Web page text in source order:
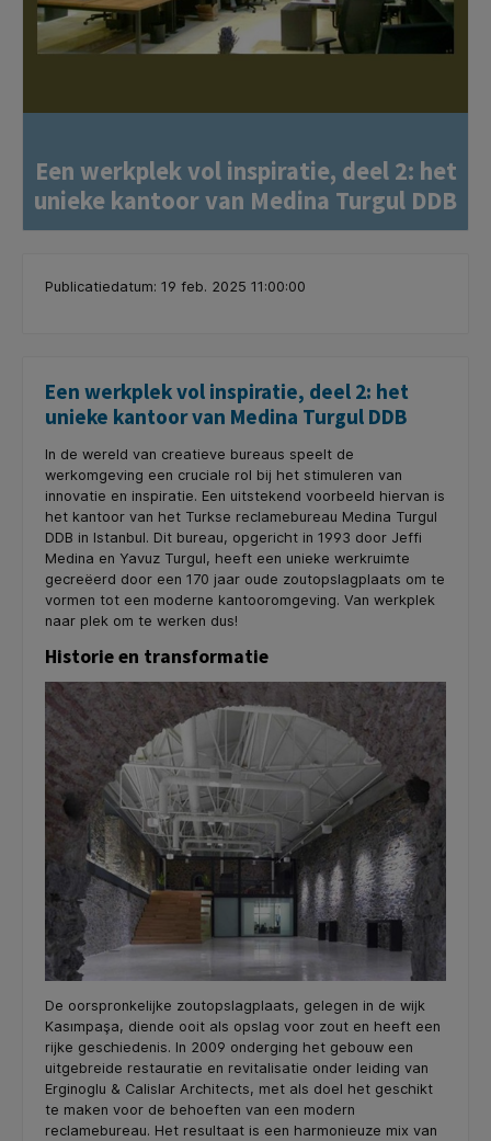
Een werkplek vol inspiratie, deel 2: het
unieke kantoor van Medina Turgul DDB
Publicatiedatum: 19 feb. 2025 11:00:00
Een werkplek vol inspiratie, deel 2: het
unieke kantoor van Medina Turgul DDB
In de wereld van creatieve bureaus speelt de
werkomgeving een cruciale rol bij het stimuleren van
innovatie en inspiratie. Een uitstekend voorbeeld hiervan is
het kantoor van het Turkse reclamebureau Medina Turgul
DDB in Istanbul. Dit bureau, opgericht in 1993 door Jeffi
Medina en Yavuz Turgul, heeft een unieke werkruimte
gecreëerd door een 170 jaar oude zoutopslagplaats om te
vormen tot een moderne kantooromgeving. Van werkplek
naar plek om te werken dus!
Historie en transformatie
De oorspronkelijke zoutopslagplaats, gelegen in de wijk
Kasımpaşa, diende ooit als opslag voor zout en heeft een
rijke geschiedenis. In 2009 onderging het gebouw een
uitgebreide restauratie en revitalisatie onder leiding van
Erginoglu & Calislar Architects, met als doel het geschikt
te maken voor de behoeften van een modern
reclamebureau. Het resultaat is een harmonieuze mix van